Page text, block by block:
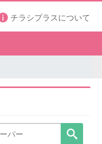
チラシプラスについて